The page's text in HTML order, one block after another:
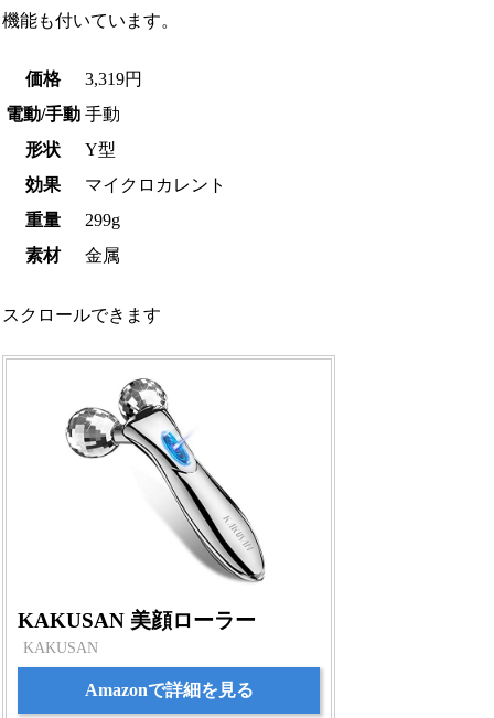
機能も付いています。
価格
3,319円
電動/手動 手動
形状
Y型
効果
マイクロカレント
重量
299g
素材
金属
スクロールできます
KAKUSAN 美顔ローラー
KAKUSAN
Amazonで詳細を見る